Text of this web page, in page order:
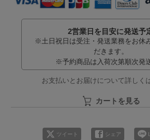
2営業日を目安に発送予
※土日祝日は受注・発送業務をお休
だきます。
※予約商品は入荷次第順次発
お支払いとお届けについて詳しく
カートを見る
ツイート シェア